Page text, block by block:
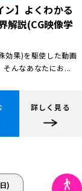
ン】よくわかる
解説(CG映像学
効果)を駆使した動画
そんなあなたにお...
詳しく見る
)